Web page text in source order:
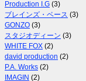
Production I.G (3)
ブレインズ・ベース (3)
GONZO (3)
スタジオディーン (3)
WHITE FOX (2)
david production (2)
P.A. Works (2)
IMAGIN (2)